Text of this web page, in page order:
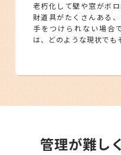
老朽化して壁や窓がボ
財道具がたくさんある
手をつけられない場合
は、どのような現状でも
管理が難し